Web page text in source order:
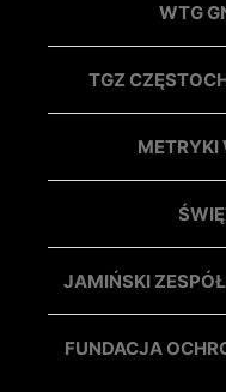
WTG
TGZ
JAMIŃSKI
FUNDACJA